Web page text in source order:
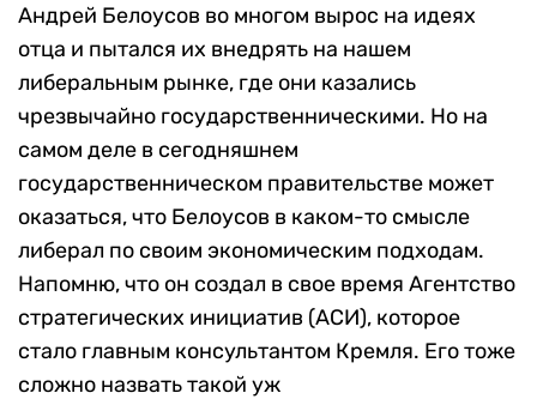
Андрей Белоусов во многом вырос на идеях
отца и пытался их внедрять на нашем
либеральным рынке, где они казались
чрезвычайно государственническими. Но на
самом деле в сегодняшнем
государственническом правительстве может
оказаться, что Белоусов в каком-то смысле
либерал по своим экономическим подходам.
Напомню, что он создал в свое время Агентство
стратегических инициатив (АСИ), которое
стало главным консультантом Кремля. Его тоже
сложно назвать такой уж